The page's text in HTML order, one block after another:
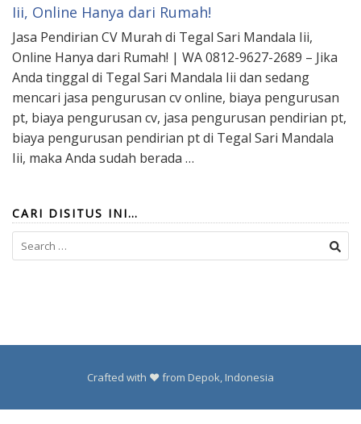
Iii, Online Hanya dari Rumah!
Jasa Pendirian CV Murah di Tegal Sari Mandala Iii,
Online Hanya dari Rumah! | WA 0812-9627-2689 – Jika
Anda tinggal di Tegal Sari Mandala Iii dan sedang
mencari jasa pengurusan cv online, biaya pengurusan
pt, biaya pengurusan cv, jasa pengurusan pendirian pt,
biaya pengurusan pendirian pt di Tegal Sari Mandala
Iii, maka Anda sudah berada …
CARI DISITUS INI…
Search
for:
Crafted with ❤️ from Depok, Indonesia